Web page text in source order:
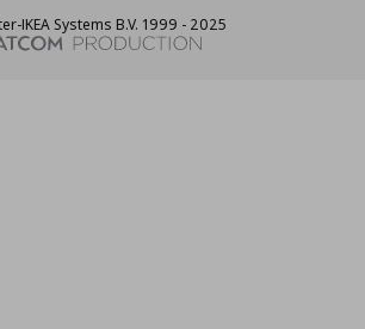
IKEA Systems B.V. 1999 - 2025